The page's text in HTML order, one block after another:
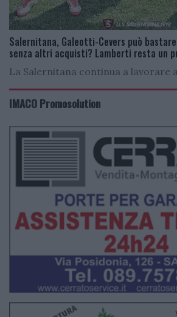
Salernitana, Galeotti-Cevers può
senza altri acquisti? Lamberti resta un
La Salernitana continua a lavorare
IMACO Promosolution